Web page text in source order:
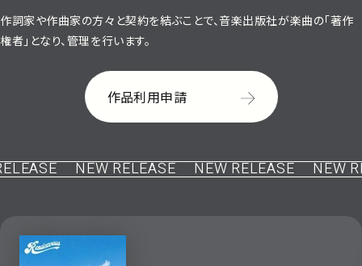
作詞家や作曲家の方々と契約を結ぶことで、音楽出版社が楽曲の「著作
権者」となり、管理を行います。
作品利用申請
NEW RELEASE NEW RELEASE NEW